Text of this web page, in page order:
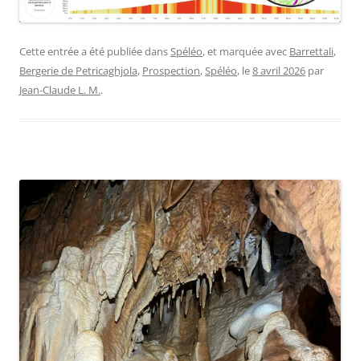
Cette entrée a été publiée dansSpéléo, et marquée avec Barrettali,
Bergerie de Petricaghjola, Prospection,Spéléo, le8 avril 2026 par
Jean-Claude L. M..